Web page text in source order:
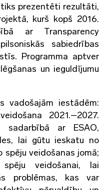
tiks prezentēti rezultāti,
kurš kopš 2016.
ar Transparency
sabiedrības
Programma aptver
un ieguldījumu
vadošajām iestādēm:
2021.–2027.
sadarbībā ar ESAO,
lai gūtu ieskatu no
veidošanas jomā;
veidošanai, lai
problēmas, kas var